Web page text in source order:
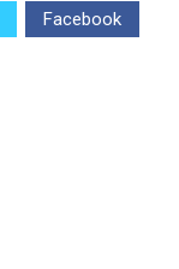
Facebook